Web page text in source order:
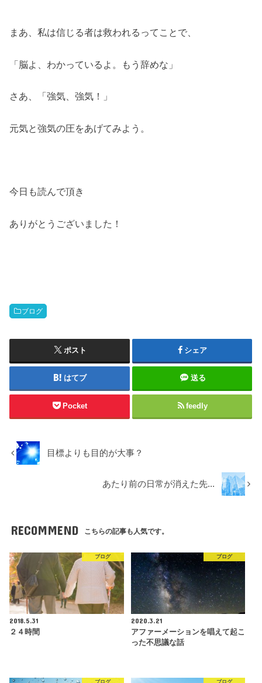
まあ、私は信じる者は救われるってことで、
「脳よ、わかっているよ。もう辞めな」
さあ、「強気、強気！」
元気と強気の圧をあげてみよう。
今日も読んで頂き
ありがとうございました！
ブログ
ポスト シェア
はてブ 送る
Pocket feedly
目標よりも目的が大事？
あたり前の日常が消えた先...
RECOMMEND こちらの記事も人気です。
ブログ
2018.5.31
２４時間
ブログ
2020.3.21
アファーメーションを唱えて起こ
った不思議な話